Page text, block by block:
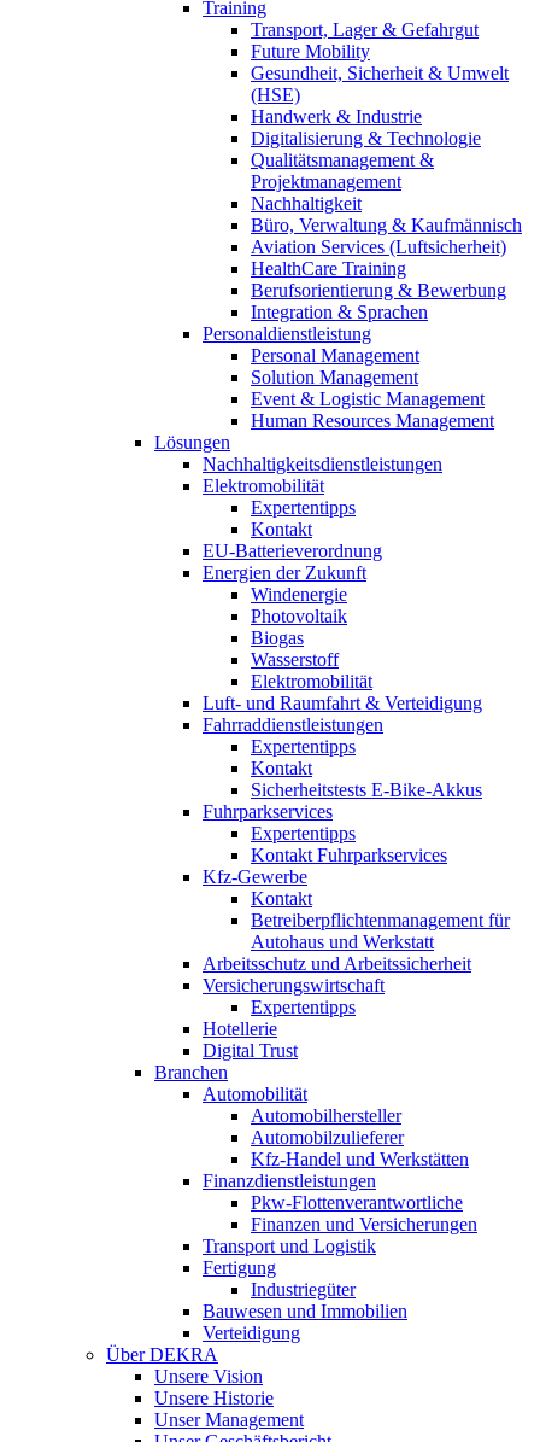
Training
Transport, Lager & Gefahrgut
Future Mobility
Gesundheit, Sicherheit & Umwelt
(HSE)
Handwerk & Industrie
Digitalisierung & Technologie
Qualitätsmanagement &
Projektmanagement
Nachhaltigkeit
Büro, Verwaltung & Kaufmännisch
Aviation Services (Luftsicherheit)
HealthCare Training
Berufsorientierung & Bewerbung
Integration & Sprachen
Personaldienstleistung
Personal Management
Solution Management
Event & Logistic Management
Human Resources Management
Lösungen
Nachhaltigkeitsdienstleistungen
Elektromobilität
Expertentipps
Kontakt
EU-Batterieverordnung
Energien der Zukunft
Windenergie
Photovoltaik
Biogas
Wasserstoff
Elektromobilität
Luft- und Raumfahrt & Verteidigung
Fahrraddienstleistungen
Expertentipps
Kontakt
Sicherheitstests E-Bike-Akkus
Fuhrparkservices
Expertentipps
Kontakt Fuhrparkservices
Kfz-Gewerbe
Kontakt
Betreiberpflichtenmanagement für
Autohaus und Werkstatt
Arbeitsschutz und Arbeitssicherheit
Versicherungswirtschaft
Expertentipps
Hotellerie
Digital Trust
Branchen
Automobilität
Automobilhersteller
Automobilzulieferer
Kfz-Handel und Werkstätten
Finanzdienstleistungen
Pkw‑Flottenverantwortliche
Finanzen und Versicherungen
Transport und Logistik
Fertigung
Industriegüter
Bauwesen und Immobilien
Verteidigung
Über DEKRA
Unsere Vision
Unsere Historie
Unser Management